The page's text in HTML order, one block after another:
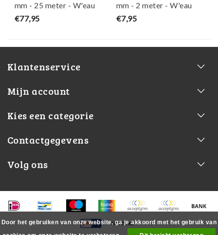
mm - 25 meter - W'eau
€77,95
mm - 2 meter - W'eau
€7,95
Klantenservice
Mijn account
Kies een categorie
Contactgegevens
Volg ons
Door het gebruiken van onze website, ga je akkoord met het gebruik van